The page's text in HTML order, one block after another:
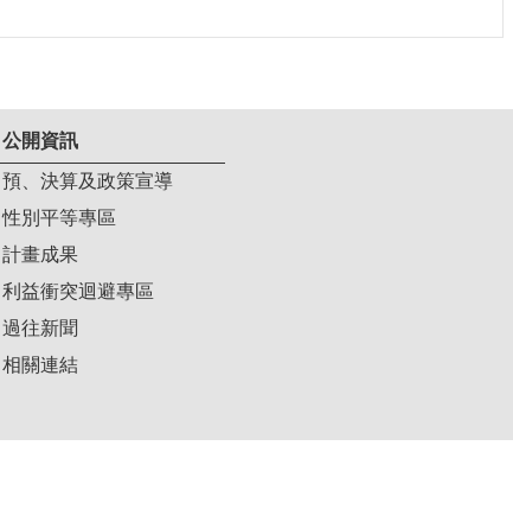
公開資訊
預、決算及政策宣導
性別平等專區
計畫成果
利益衝突迴避專區
過往新聞
相關連結